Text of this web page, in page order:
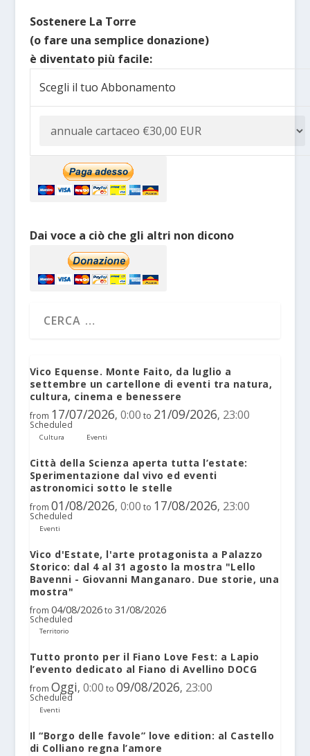
Sostenere La Torre
(o fare una semplice donazione)
è diventato più facile:
Scegli il tuo Abbonamento
Dai voce a ciò che gli altri non dicono
Vico Equense. Monte Faito, da luglio a
settembre un cartellone di eventi tra natura,
cultura, cinema e benessere
from 17/07/2026, 0:00 to 21/09/2026, 23:00
Scheduled
Cultura Eventi
Città della Scienza aperta tutta l’estate:
Sperimentazione dal vivo ed eventi
astronomici sotto le stelle
from 01/08/2026, 0:00 to 17/08/2026, 23:00
Scheduled
Eventi
Vico d'Estate, l'arte protagonista a Palazzo
Storico: dal 4 al 31 agosto la mostra "Lello
Bavenni - Giovanni Manganaro. Due storie, una
mostra"
from 04/08/2026 to 31/08/2026
Scheduled
Territorio
Tutto pronto per il Fiano Love Fest: a Lapio
l’evento dedicato al Fiano di Avellino DOCG
from Oggi, 0:00 to 09/08/2026, 23:00
Scheduled
Eventi
Il “Borgo delle favole” love edition: al Castello
di Colliano regna l’amore